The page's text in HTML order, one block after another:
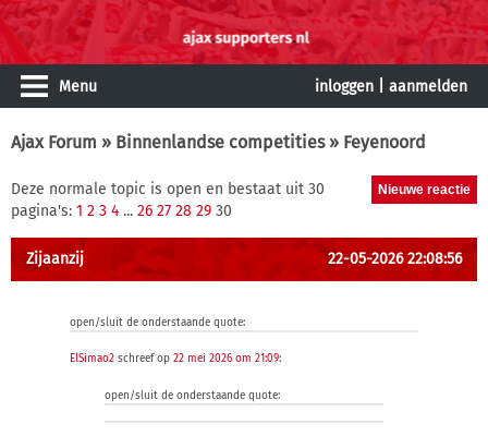
Menu inloggen aanmelden
Ajax Forum » Binnenlandse competities» Feyenoord
Deze normale topic is open en bestaat uit 30
pagina's: 1 2 3 4 ... 26 27 28 29 30
Zijaanzij 22-05-2026 22:08:56
open/sluit de onderstaande quote:
ElSimao2 schreef op 22 mei 2026 om 21:09:
open/sluit de onderstaande quote: